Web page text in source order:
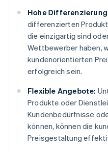
Hohe
differenzierten
die einzigartig sind
Wettbewerber haben,
kundenorientierten
erfolgreich sein.
Flexible Angebote:
Produkte oder
Kundenbedürfnisse
können, können die
Preisgestaltung